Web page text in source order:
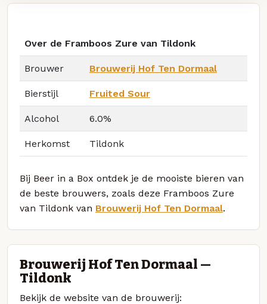
Over de Framboos Zure van Tildonk
Brouwer Brouwerij Hof Ten Dormaal
Bierstijl Fruited Sour
Alcohol 6.0%
Herkomst Tildonk
Bij Beer in a Box ontdek je de mooiste bieren van
de beste brouwers, zoals deze Framboos Zure
van Tildonk van Brouwerij Hof Ten Dormaal.
Brouwerij Hof Ten Dormaal —
Tildonk
Bekijk de website van de brouwerij: